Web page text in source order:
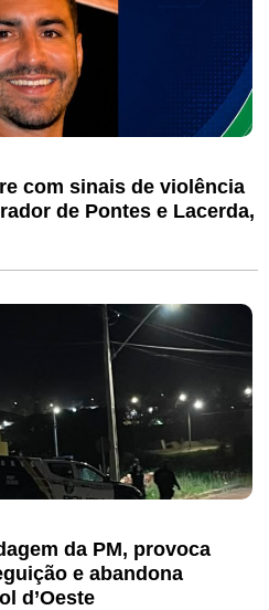
com sinais de violência
de Pontes e Lacerda,
da PM, provoca
e abandona
d’Oeste